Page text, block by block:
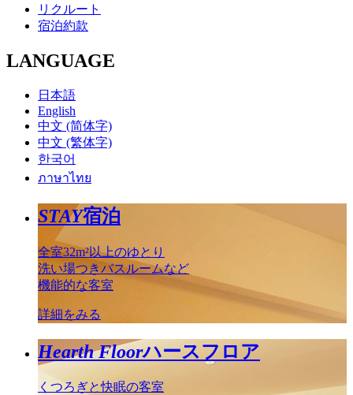
リクルート
宿泊約款
LANGUAGE
日本語
English
中文 (简体字)
中文 (繁体字)
한국어
ภาษาไทย
STAY宿泊
全室32m²以上のゆとり
洗い場つきバスルームなど
機能的な客室
詳細をみる
Hearth Floorハースフロア
くつろぎと快眠の客室